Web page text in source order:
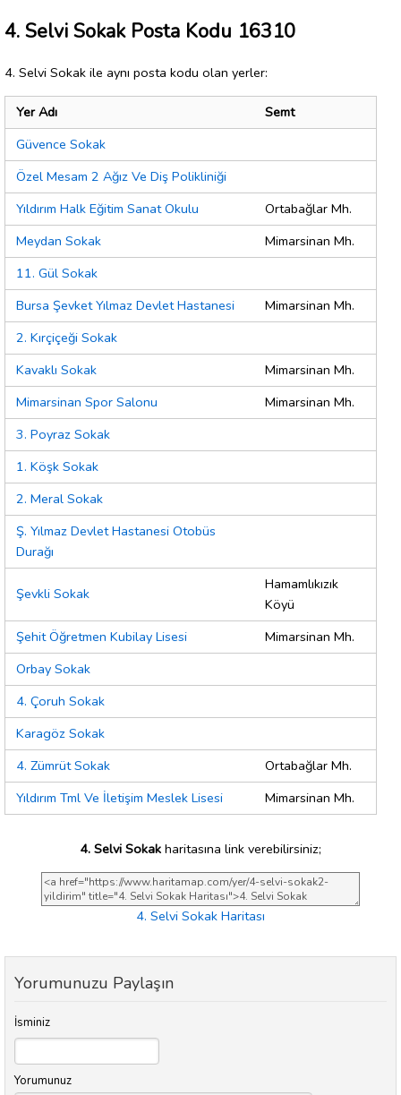
4. Selvi Sokak Posta Kodu 16310
4. Selvi Sokak ile aynı posta kodu olan yerler:
Yer Adı
Semt
Güvence Sokak
Özel Mesam 2 Ağız Ve Diş Polikliniği
Yıldırım Halk Eğitim Sanat Okulu
Ortabağlar Mh.
Meydan Sokak
Mimarsinan Mh.
11. Gül Sokak
Bursa Şevket Yılmaz Devlet Hastanesi
Mimarsinan Mh.
2. Kırçiçeği Sokak
Kavaklı Sokak
Mimarsinan Mh.
Mimarsinan Spor Salonu
Mimarsinan Mh.
3. Poyraz Sokak
1. Köşk Sokak
2. Meral Sokak
Ş. Yılmaz Devlet Hastanesi Otobüs
Durağı
Şevkli Sokak
Hamamlıkızık
Köyü
Şehit Öğretmen Kubilay Lisesi
Mimarsinan Mh.
Orbay Sokak
4. Çoruh Sokak
Karagöz Sokak
4. Zümrüt Sokak
Ortabağlar Mh.
Yıldırım Tml Ve İletişim Meslek Lisesi
Mimarsinan Mh.
4. Selvi Sokak haritasına link verebilirsiniz;
4. Selvi Sokak Haritası
Yorumunuzu Paylaşın
İsminiz
Yorumunuz